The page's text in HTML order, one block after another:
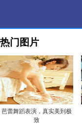
热门图片
芭蕾舞蹈表演，真实美到极
致